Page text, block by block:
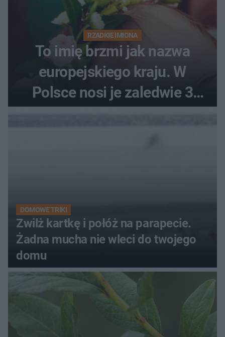
RZADKIE IMIONA
To imię brzmi jak nazwa
europejskiego kraju. W
Polsce nosi je zaledwie 3
kobiety
DOMOWE TRIKI
Zwilż kartkę i połóż na parapecie.
Żadna mucha nie wleci do twojego
domu